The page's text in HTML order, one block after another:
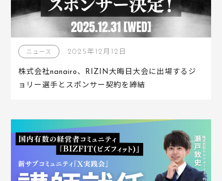
ニュース 2025年12月12日
株式会社nanairo、RIZIN大晦日大会に出場するジ
ョリー選手とスポンサー契約を締結